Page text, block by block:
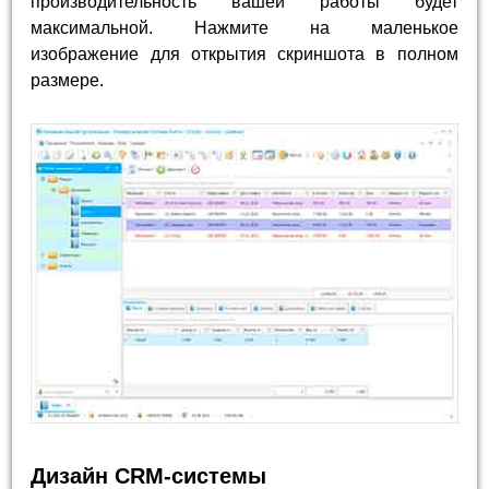
максимальной. Нажмите на маленькое
изображение для открытия скриншота в полном
размере.
Дизайн CRM-системы